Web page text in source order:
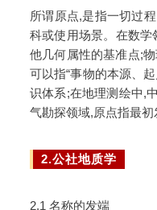
所谓原点,是指一切过
科或使用场景。在数学
他几何属性的基准点;
可以指“事物的本源、
识体系;在地理测绘中,
气勘探领域,原点指最
2.公社地质学
2.1 名称的发端